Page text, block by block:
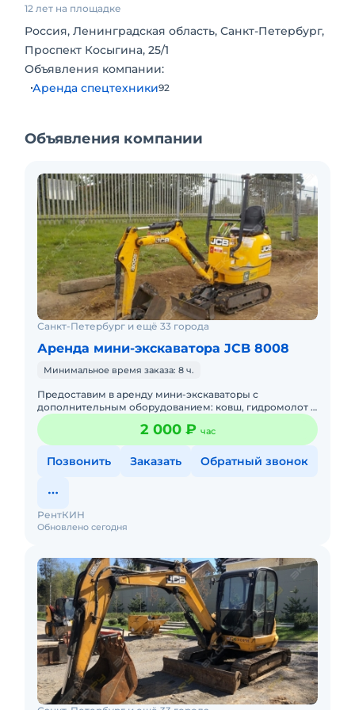
12 лет на площадке
Россия, Ленинградская область, Санкт-Петербург,
Проспект Косыгина, 25/1
Объявления компании:
Аренда спецтехники92
Объявления компании
Санкт-Петербург и ещё 33 города
Аренда мини-экскаватора JCB 8008
Минимальное время заказа: 8 ч.
Предоставим в аренду мини-экскаваторы с
дополнительным оборудованием: ковш, гидромолот и
бур. Минимальный заказ спецтехники - одна смена,
доставка эвакуатором о2 000 ₽ час
Позвонить Заказать Обратный звонок
Обновлено сегодня
РентКИН